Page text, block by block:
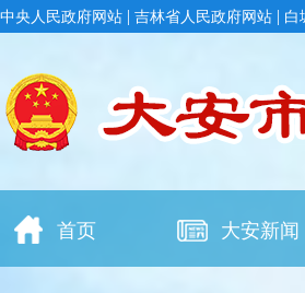
中央人民政府网站 | 吉林省人民政府网站 | 白
首页 大安新闻